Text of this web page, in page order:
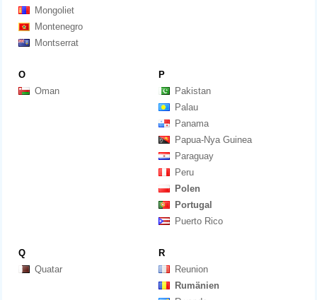
Mongoliet
Montenegro
Montserrat
O
Oman
P
Pakistan
Palau
Panama
Papua-Nya Guinea
Paraguay
Peru
Polen
Portugal
Puerto Rico
Q
Quatar
R
Reunion
Rumänien